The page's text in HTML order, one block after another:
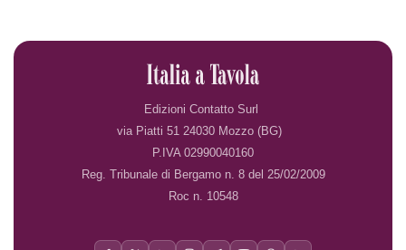
Edizioni Contatto Surl
via Piatti 51 24030 Mozzo (BG)
P.IVA 02990040160
Reg. Tribunale di Bergamo n. 8 del 25/02/2009
Roc n. 10548